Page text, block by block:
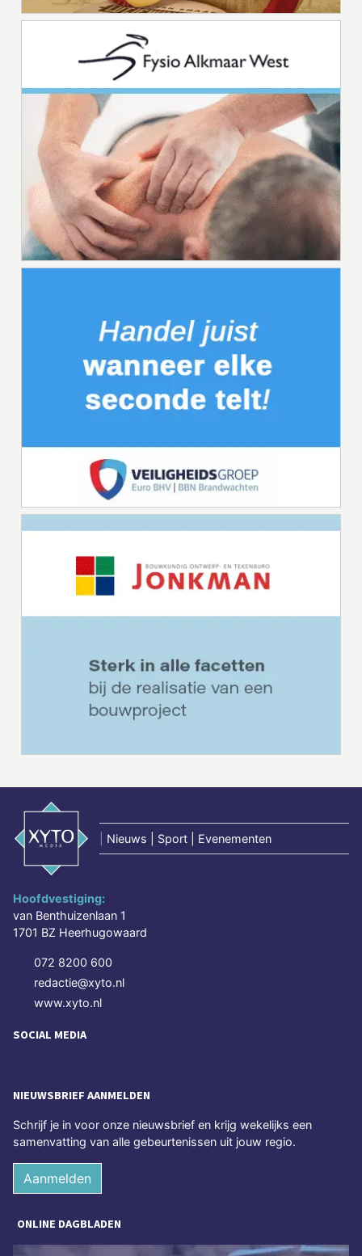
Nieuws | Sport | Evenementen
Hoofdvestiging:
van Benthuizenlaan 1
1701 BZ Heerhugowaard
072 8200 600
redactie@xyto.nl
www.xyto.nl
SOCIAL MEDIA
NIEUWSBRIEF AANMELDEN
Schrijf je in voor onze nieuwsbrief en krijg wekelijks een
samenvatting van alle gebeurtenissen uit jouw regio.
Aanmelden
ONLINE DAGBLADEN